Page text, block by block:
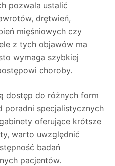
pozwala ustalić
drętwień,
mięśniowych czy
z tych objawów ma
wymaga szybkiej
choroby.
dostęp do różnych form
specjalistycznych
oferujące krótsze
warto uwzględnić
badań
pacjentów.